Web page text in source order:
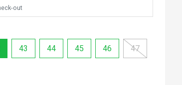
out
43 44 45 46 47